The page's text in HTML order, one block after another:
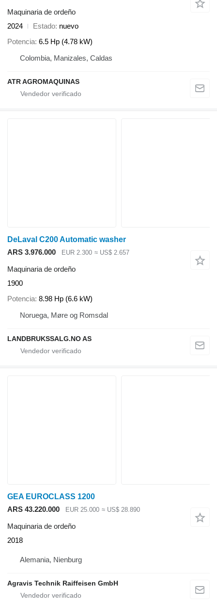
Maquinaria de ordeño
2024
Estado nuevo
Potencia 6.5 Hp (4.78 kW)
Colombia, Manizales, Caldas
ATR AGROMAQUINAS
DeLaval C200 Automatic washer
ARS 3.976.000
EUR 2.300 ≈ US$ 2.657
Maquinaria de ordeño
1900
Potencia 8.98 Hp (6.6 kW)
Noruega, Møre og Romsdal
LANDBRUKSSALG.NO AS
GEA EUROCLASS 1200
ARS 43.220.000
EUR 25.000 ≈ US$ 28.890
Maquinaria de ordeño
2018
Alemania, Nienburg
Agravis Technik Raiffeisen GmbH